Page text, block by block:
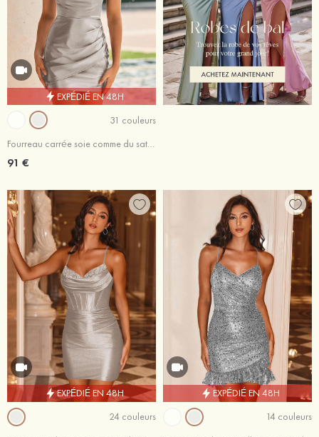
EXPÉDIÉ EN 48H
31 couleurs
Fourreau carrée soie comme du satin courte/mini robe de fête de la rentrée
91 €
EXPÉDIÉ EN 48H
24 couleurs
EXPÉDIÉ EN 48H
14 couleurs